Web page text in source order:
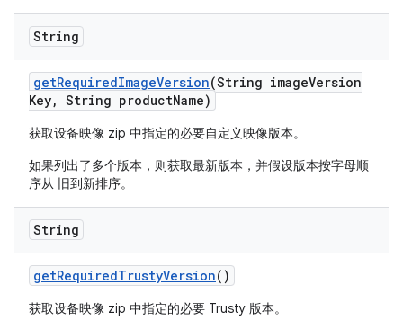
String
getRequiredImageVersion(String imageVersion
Key, String productName)
获取设备映像 zip 中指定的必要自定义映像版本。
如果列出了多个版本，则获取最新版本，并假设版本按字母顺
序从 旧到新排序。
String
getRequiredTrustyVersion()
获取设备映像 zip 中指定的必要 Trusty 版本。